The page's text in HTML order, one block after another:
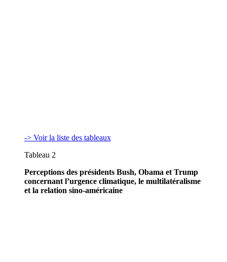
-> Voir la liste des tableaux
Tableau 2
Perceptions des présidents Bush, Obama et Trump
concernant l’urgence climatique, le multilatéralisme
et la relation sino-américaine